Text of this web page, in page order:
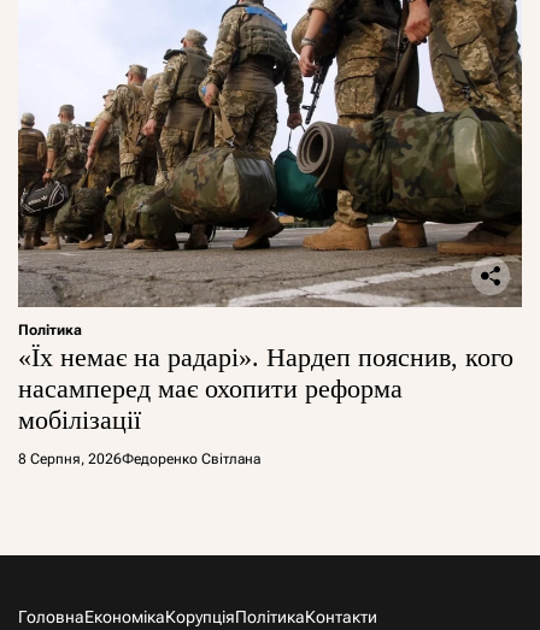
Політика
«Їх немає на радарі». Нардеп пояснив, кого
насамперед має охопити реформа
мобілізації
8 Серпня, 2026Федоренко Світлана
ГоловнаЕкономікаКорупціяПолітикаКонтакти